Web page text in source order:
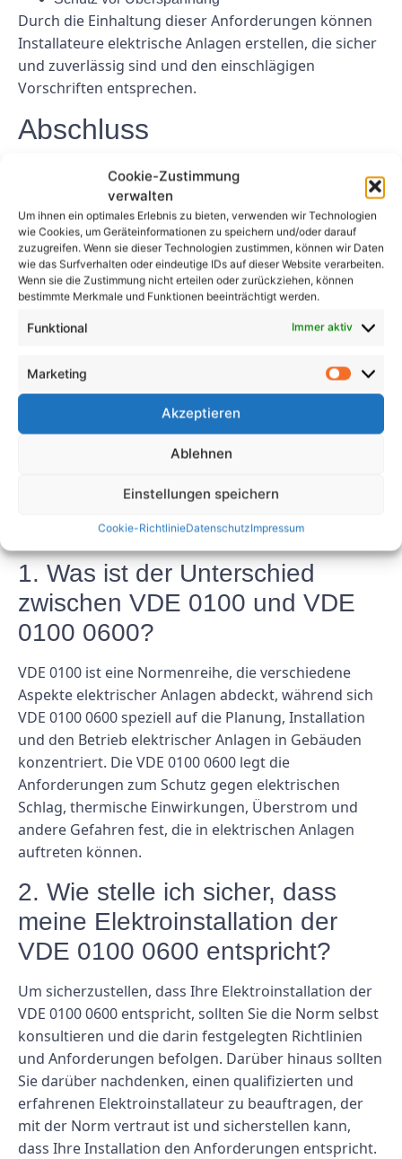
Cookie-Zustimmung
verwalten
Um ihnen ein optimales Erlebnis zu bieten, verwenden wir Technologien
wie Cookies, um Geräteinformationen zu speichern und/oder darauf
zuzugreifen. Wenn sie dieser Technologien zustimmen, können wir Daten
wie das Surfverhalten oder eindeutige IDs auf dieser Website verarbeiten.
Wenn sie die Zustimmung nicht erteilen oder zurückziehen, können
bestimmte Merkmale und Funktionen beeinträchtigt werden.
Funktional Immer aktiv
Marketing
Akzeptieren
Ablehnen
Einstellungen speichern
Cookie-RichtlinieDatenschutzImpressum
Durch die Einhaltung dieser Anforderungen können
Installateure elektrische Anlagen erstellen, die sicher
und zuverlässig sind und den einschlägigen
Vorschriften entsprechen.
Abschluss
Zusammenfassend lässt sich sagen, dass es sich bei
der VDE 0100 0600 um eine entscheidende Norm
handelt, mit der jeder Errichter von
Elektroinstallationen vertraut sein sollte. Durch das
Verständnis und die Einhaltung der in dieser Norm
festgelegten Anforderungen können Installateure
sicherstellen, dass ihre Installationen sicher,
zuverlässig und gesetzeskonform sind. Die
sicherheitstechnisch als auch haftungsrechtlich
schwerwiegende Folgen haben. Daher ist es wichtig,
dass sich alle Installateure die Zeit nehmen, sich mit
dieser Norm vertraut zu machen und sicherzustellen,
dass ihre Installationen den Anforderungen
1. Was ist der Unterschied
zwischen VDE 0100 und VDE
0100 0600?
VDE 0100 ist eine Normenreihe, die verschiedene
Aspekte elektrischer Anlagen abdeckt, während sich
VDE 0100 0600 speziell auf die Planung, Installation
und den Betrieb elektrischer Anlagen in Gebäuden
konzentriert. Die VDE 0100 0600 legt die
Anforderungen zum Schutz gegen elektrischen
Schlag, thermische Einwirkungen, Überstrom und
andere Gefahren fest, die in elektrischen Anlagen
auftreten können.
2. Wie stelle ich sicher, dass
meine Elektroinstallation der
VDE 0100 0600 entspricht?
Um sicherzustellen, dass Ihre Elektroinstallation der
VDE 0100 0600 entspricht, sollten Sie die Norm selbst
konsultieren und die darin festgelegten Richtlinien
und Anforderungen befolgen. Darüber hinaus sollten
Sie darüber nachdenken, einen qualifizierten und
erfahrenen Elektroinstallateur zu beauftragen, der
mit der Norm vertraut ist und sicherstellen kann,
dass Ihre Installation den Anforderungen entspricht.